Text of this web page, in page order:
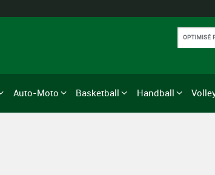
Auto-Moto Basketball Handball